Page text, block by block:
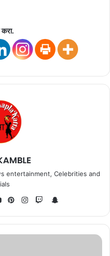
entertainment, Celebrities and
Snapchat